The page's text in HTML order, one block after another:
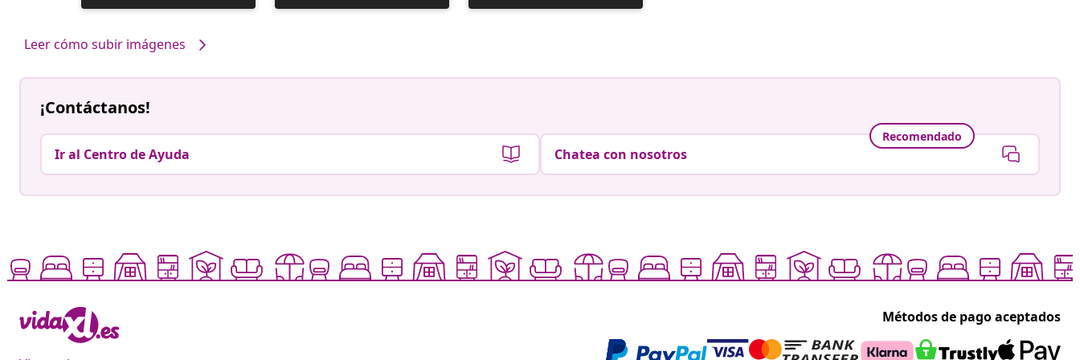
realizada
realizada
realizada
Leer cómo subir imágenes
¡Contáctanos!
Ir al Centro de Ayuda
Recomendado
Chatea con nosotros
Métodos de pago aceptados